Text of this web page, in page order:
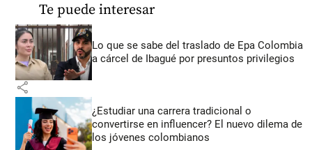
Te puede interesar
Lo que se sabe del traslado de Epa Colombia
a cárcel de Ibagué por presuntos privilegios
share
¿Estudiar una carrera tradicional o
convertirse en influencer? El nuevo dilema de
los jóvenes colombianos